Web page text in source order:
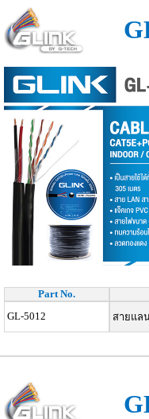
Part No.
GL-5012
สายแล